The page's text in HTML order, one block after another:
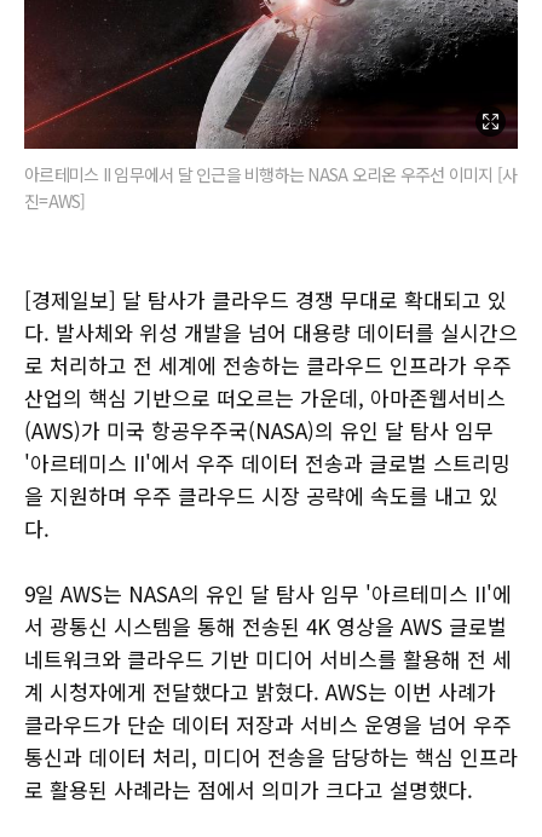
아르테미스 II 임무에서 달 인근을 비행하는 NASA 오리온 우주선 이미지 [사
진=AWS]
[경제일보] 달 탐사가 클라우드 경쟁 무대로 확대되고 있
다. 발사체와 위성 개발을 넘어 대용량 데이터를 실시간으
로 처리하고 전 세계에 전송하는 클라우드 인프라가 우주
산업의 핵심 기반으로 떠오르는 가운데, 아마존웹서비스
(AWS)가 미국 항공우주국(NASA)의 유인 달 탐사 임무
'아르테미스 II'에서 우주 데이터 전송과 글로벌 스트리밍
을 지원하며 우주 클라우드 시장 공략에 속도를 내고 있
다.
9일 AWS는 NASA의 유인 달 탐사 임무 '아르테미스 II'에
서 광통신 시스템을 통해 전송된 4K 영상을 AWS 글로벌
네트워크와 클라우드 기반 미디어 서비스를 활용해 전 세
계 시청자에게 전달했다고 밝혔다. AWS는 이번 사례가
클라우드가 단순 데이터 저장과 서비스 운영을 넘어 우주
통신과 데이터 처리, 미디어 전송을 담당하는 핵심 인프라
로 활용된 사례라는 점에서 의미가 크다고 설명했다.